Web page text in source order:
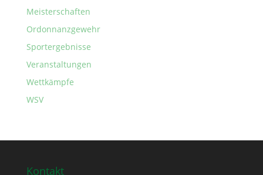
Meisterschaften
Ordonnanzgewehr
Sportergebnisse
Veranstaltungen
Wettkämpfe
WSV
Kontakt